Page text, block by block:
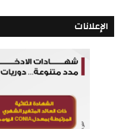
الإعلانات